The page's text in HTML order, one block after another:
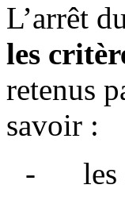
L’arrêt
les
retenus
savoir :
-